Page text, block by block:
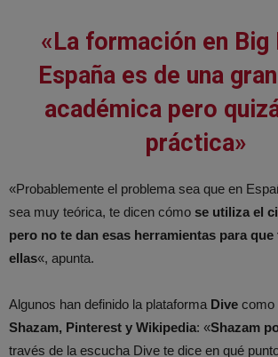
«La formación en Big
España es de una
académica pero
práctica»
«Probablemente el problema sea que en
sea muy teórica, te dicen cómo se utiliza el
pero no te dan esas herramientas para
ellas«, apunta.
Algunos han definido la plataforma Dive como
Shazam, Pinterest y Wikipedia: «Shazam
través de la escucha Dive te dice en qué